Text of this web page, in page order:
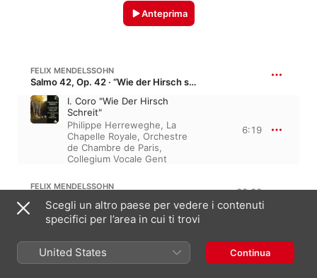
Anteprima
FELIX MENDELSSOHN
Salmo 42, Op. 42 · “Wie der Hirsch schreit”
I. Coro "Wie Der Hirsch
Schreit"
Philippe Herreweghe, La
Chapelle Royale, Orchestre
de Chambre de Paris,
Collegium Vocale Gent
6:19
FELIX MENDELSSOHN 22:20
Ouvertüre - No. 1 Chor. Das
Volk "Hilf, Herr!"
Philippe Herreweghe,
Collegium Vocale Gent
La
Chapelle Royale,Orchestre
Scegli un altro paese per vedere i contenuti
specifici per l’area in cui ti trovi
United States Continua